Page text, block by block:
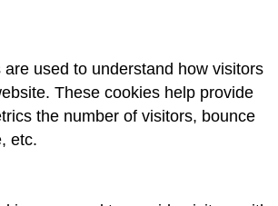
used to understand how visitors
These cookies help provide
the number of visitors, bounce
etc.